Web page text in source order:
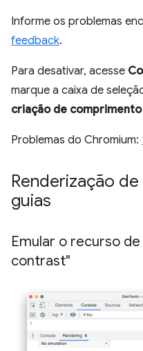
Informe os problemas
feedback.
Para desativar, acesse
marque a caixa de
criação de comprimento
Problemas do Chromium:
Renderização
guias
Emular o recurso
contrast"